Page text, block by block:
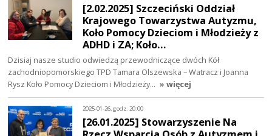
[2.02.2025] Szczeciński Oddział
Krajowego Towarzystwa Autyzmu,
Koło Pomocy Dzieciom i Młodzieży z
ADHD i ZA; Koło…
Dzisiaj nasze studio odwiedzą przewodniczące dwóch Kół
zachodniopomorskiego TPD Tamara Olszewska – Watracz i Joanna
Rysz Koło Pomocy Dzieciom i Młodzieży… » więcej
2025-01-26, godz. 20:00
[26.01.2025] Stowarzyszenie Na